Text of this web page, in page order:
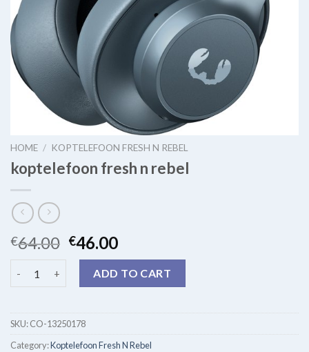
HOME / KOPTELEFOON FRESH N REBEL
koptelefoon fresh n rebel
€64.00 €46.00
ADD TO CART
SKU:CO-13250178
Category:Koptelefoon Fresh N Rebel